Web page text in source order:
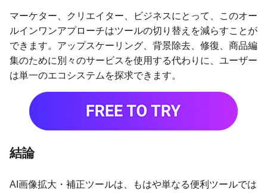
マーケター、クリエイター、ビジネスにとって、このオー
ルインワンアプローチはツールの切り替えを減らすことが
できます。アップスケーリング、背景除去、修復、商品編
集のために別々のサービスを使用する代わりに、ユーザー
は単一のエコシステムを探求できます。
結論
AI画像拡大・補正ツールは、もはや単なる便利ツールでは